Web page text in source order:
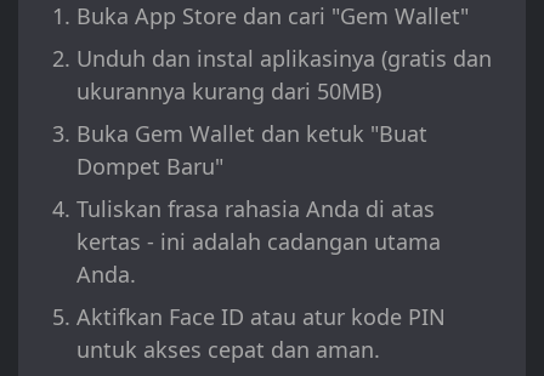
Buka App Store dan cari "Gem Wallet"
Unduh dan instal aplikasinya (gratis dan
ukurannya kurang dari 50MB)
Buka Gem Wallet dan ketuk "Buat
Dompet Baru"
Tuliskan frasa rahasia Anda di atas
kertas - ini adalah cadangan utama
Anda.
Aktifkan Face ID atau atur kode PIN
untuk akses cepat dan aman.